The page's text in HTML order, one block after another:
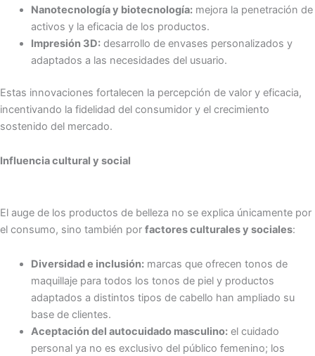
Nanotecnología y biotecnología:mejora la penetración de
activos y la eficacia de los productos.
Impresión 3D:desarrollo de envases personalizados y
adaptados a las necesidades del usuario.
Estas innovaciones fortalecen la percepción de valor y eficacia,
incentivando la fidelidad del consumidor y el crecimiento
sostenido del mercado.
Influencia cultural y social
El auge de los productos de belleza no se explica únicamente por
el consumo, sino también por factores culturales y sociales:
Diversidad e inclusión:marcas que ofrecen tonos de
maquillaje para todos los tonos de piel y productos
adaptados a distintos tipos de cabello han ampliado su
base de clientes.
Aceptación del autocuidado masculino:el cuidado
personal ya no es exclusivo del público femenino; los